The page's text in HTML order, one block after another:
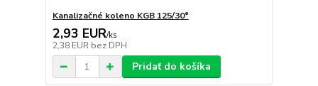
Kanalizačné koleno KGB 125/30°
2,93 EUR/ks
2,38 EUR bez DPH
Pridať do košíka